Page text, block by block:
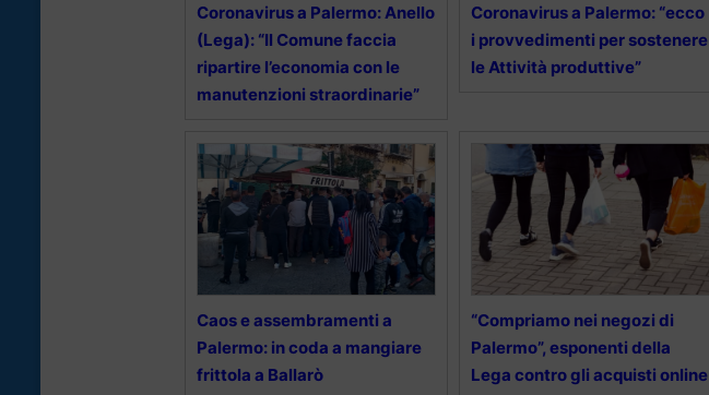
Coronavirus a Palermo: Anello
(Lega): “Il Comune faccia
ripartire l’economia con le
manutenzioni straordinarie”
Coronavirus a Palermo: “ecco
i provvedimenti per sostenere
le Attività produttive”
Caos e assembramenti a
Palermo: in coda a mangiare
frittola a Ballarò
“Compriamo nei negozi di
Palermo”, esponenti della
Lega contro gli acquisti online